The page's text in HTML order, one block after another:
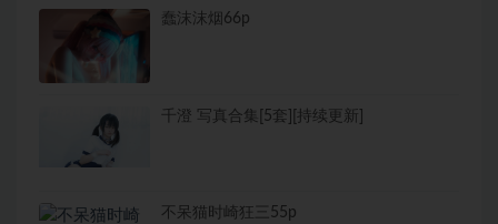
蠢沫沫烟66p
千澄 写真合集[5套][持续更新]
不呆猫时崎狂三55p